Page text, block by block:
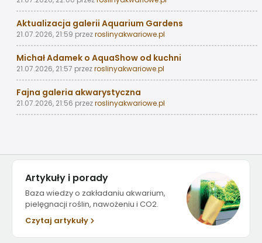
Aktualizacja galerii Aquarium Gardens
21.07.2026, 21:59 przezroslinyakwariowe.pl
Michał Adamek o AquaShow od kuchni
21.07.2026, 21:57 przezroslinyakwariowe.pl
Fajna galeria akwarystyczna
21.07.2026, 21:56 przezroslinyakwariowe.pl
Artykuły i porady
Baza wiedzy o zakładaniu akwarium,
pielęgnacji roślin, nawożeniu i CO2.
Czytaj artykuły